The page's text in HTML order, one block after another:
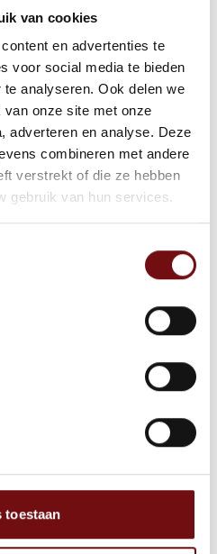
van cookies
en advertenties te
voor social media te bieden
analyseren. Ook delen we
onze site met onze
adverteren en analyse. Deze
combineren met andere
verstrekt of die ze hebben
gebruik van hun services.
toestaan
bieden
individuen en
van
wat leidt tot
in moeilijke
een betere
zelfverzekerder en
van conflicten,
van dergelijke
aan een veiligere
leren toepassen,
potentiële
Dit verhoogt niet